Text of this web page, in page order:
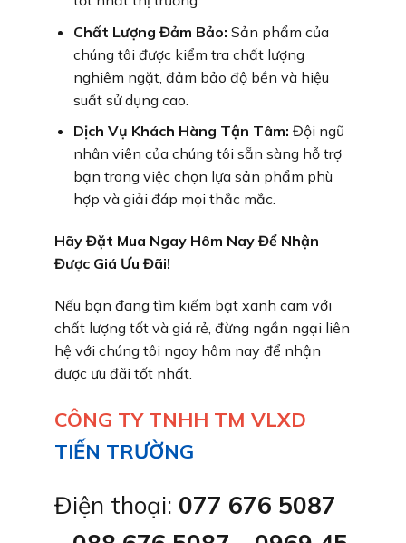
Chất Lượng Đảm Bảo: Sản phẩm của
chúng tôi được kiểm tra chất lượng
nghiêm ngặt, đảm bảo độ bền và hiệu
suất sử dụng cao.
Dịch Vụ Khách Hàng Tận Tâm: Đội ngũ
nhân viên của chúng tôi sẵn sàng hỗ trợ
bạn trong việc chọn lựa sản phẩm phù
hợp và giải đáp mọi thắc mắc.
Hãy Đặt Mua Ngay Hôm Nay Để Nhận
Được Giá Ưu Đãi!
Nếu bạn đang tìm kiếm bạt xanh cam với
chất lượng tốt và giá rẻ, đừng ngần ngại liên
hệ với chúng tôi ngay hôm nay để nhận
được ưu đãi tốt nhất.
CÔNG TY TNHH TM VLXD
TIẾN TRƯỜNG
Điện thoại: 077 676 5087